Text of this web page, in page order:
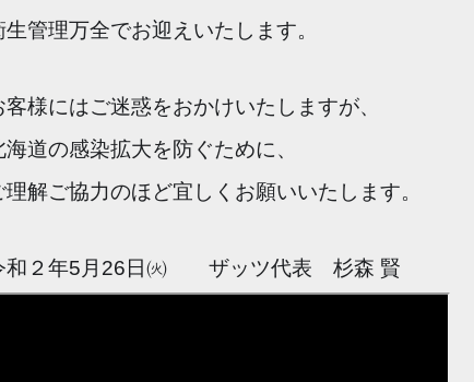
生管理万全でお迎えいたします。
客様にはご迷惑をおかけいたしますが、
海道の感染拡大を防ぐために、
理解ご協力のほど宜しくお願いいたします。
和２年5月26日㈫ ザッツ代表 杉森 賢